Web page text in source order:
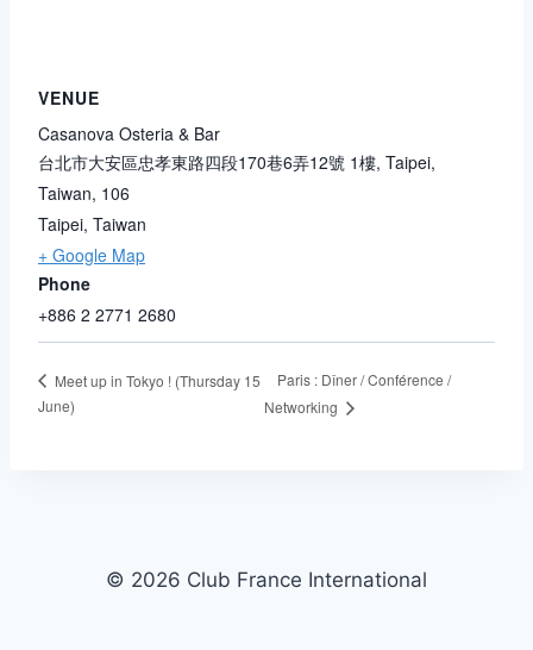
VENUE
Casanova Osteria & Bar
台北市大安區忠孝東路四段170巷6弄12號 1樓, Taipei,
Taiwan, 106
Taipei, Taiwan
+ Google Map
Phone
+886 2 2771 2680
Meet up in Tokyo ! (Thursday 15
June)
Paris : Dîner / Conférence /
Networking
© 2026 Club France International